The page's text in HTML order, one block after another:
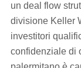
un deal flow
divisione Keller
investitori
confidenziale di